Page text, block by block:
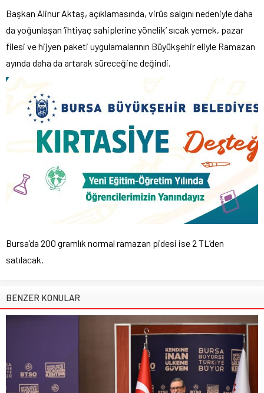
Başkan Alinur Aktaş, açıklamasında, virüs salgını nedeniyle daha
da yoğunlaşan ‘ihtiyaç sahiplerine yönelik’ sıcak yemek, pazar
filesi ve hijyen paketi uygulamalarının Büyükşehir eliyle Ramazan
ayında daha da artarak süreceğine değindi.
Bursa’da 200 gramlık normal ramazan pidesi ise 2 TL’den
satılacak.
BENZER KONULAR